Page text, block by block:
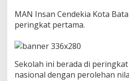
.
K
a
a
t
MAN Insan Cendekia Kota
peringkat pertama.
Sekolah ini berada di
nasional dengan perolehan